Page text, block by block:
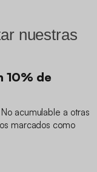
nuestras
10% de
acumulable a otras
marcados como